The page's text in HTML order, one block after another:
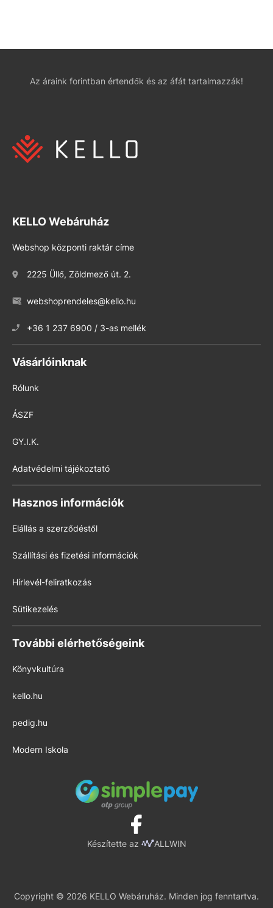
Az áraink forintban értendők és az áfát tartalmazzák!
KELLO Webáruház
Webshop központi raktár címe
2225 Üllő, Zöldmező út. 2.
webshoprendeles@kello.hu
+36 1 237 6900 / 3-as mellék
Vásárlóinknak
Rólunk
ÁSZF
GY.I.K.
Adatvédelmi tájékoztató
Hasznos információk
Elállás a szerződéstől
Szállítási és fizetési információk
Hírlevél-feliratkozás
Sütikezelés
További elérhetőségeink
Könyvkultúra
kello.hu
pedig.hu
Modern Iskola
Készítette az ALLWIN
Copyright © 2026 KELLO Webáruház. Minden jog fenntartva.